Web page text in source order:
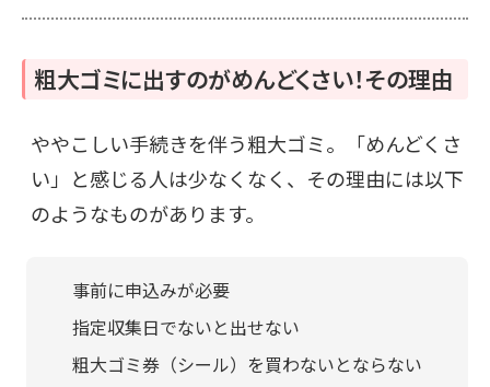
粗大ゴミに出すのがめんどくさい！その理由
ややこしい手続きを伴う粗大ゴミ。「めんどくさ
い」と感じる人は少なくなく、その理由には以下
のようなものがあります。
事前に申込みが必要
指定収集日でないと出せない
粗大ゴミ券（シール）を買わないとならない